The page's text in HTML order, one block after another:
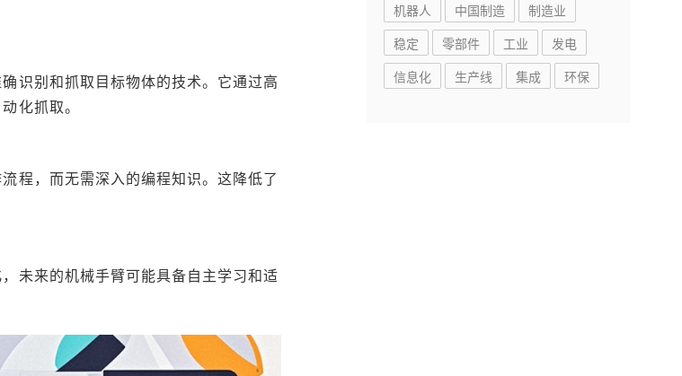
识别和抓取目标物体的技术。它通过高
化抓取。
程，而无需深入的编程知识。这降低了
未来的机械手臂可能具备自主学习和适
机器人
中国制造
制造业
稳定
零部件 工业
发电
信息化
生产线 集成 环保